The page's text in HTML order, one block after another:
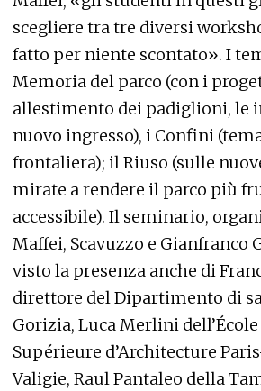
scegliere tra tre diversi
fatto per niente scontato». I
Memoria del parco (con i
allestimento dei padiglioni, le
nuovo ingresso), i Confini
frontaliera); il Riuso (sulle
mirate a rendere il parco più
accessibile). Il seminario,
Maffei, Scavuzzo e Gianfranco
visto la presenza anche di
direttore del Dipartimento di
Gorizia, Luca Merlini
Supérieure d’Architecture
Valigie, Raul Pantaleo della